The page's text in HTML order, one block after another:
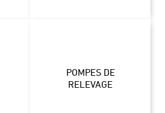
POMPES DE
RELEVAGE